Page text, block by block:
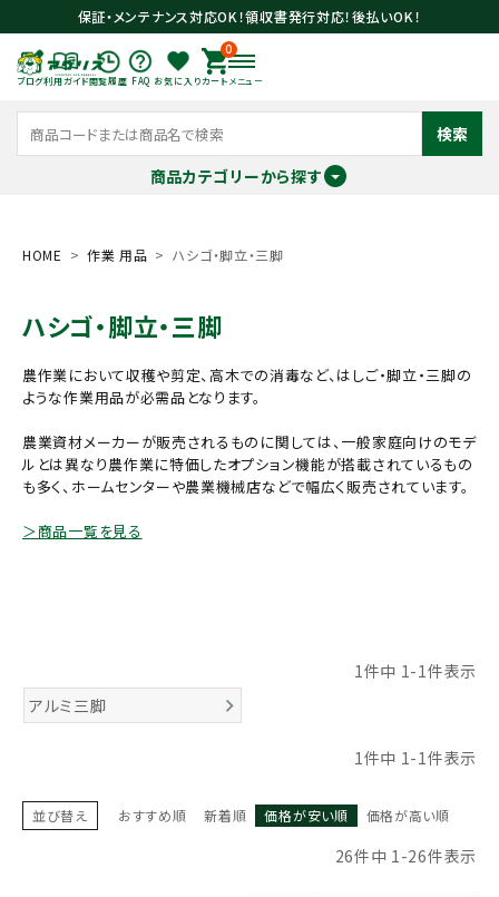
保証・メンテナンス対応OK！領収書発行対応！後払いOK！
ブログ利用ガイド閲覧履歴 FAQ お気に入り
0
カート メニュー
検索
商品カテゴリーから探す
meeting_room ログイン person 会員登録
お気に入り一覧
農業資材
補修部品
HOME 作業 用品 ハシゴ・脚立・三脚
ハシゴ・脚立・三脚
農作業において収穫や剪定、高木での消毒など、はしご・脚立・三脚の
ような作業用品が必需品となります。
農業資材メーカーが販売されるものに関しては、一般家庭向けのモデ
ルとは異なり農作業に特価したオプション機能が搭載されているもの
も多く、ホームセンターや農業機械店などで幅広く販売されています。
＞商品一覧を見る
1件中 1-1件表示
アルミ三脚
1件中 1-1件表示
並び替え おすすめ順 新着順 価格が安い順 価格が高い順
26件中 1-26件表示